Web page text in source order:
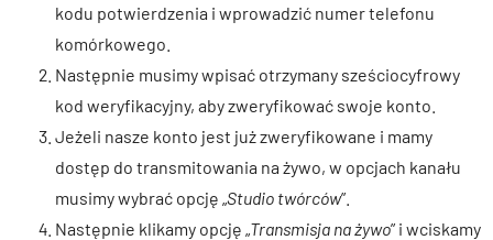
kodu potwierdzenia i wprowadzić numer telefonu
komórkowego.
Następnie musimy wpisać otrzymany sześciocyfrowy
kod weryfikacyjny, aby zweryfikować swoje konto.
Jeżeli nasze konto jest już zweryfikowane i mamy
dostęp do transmitowania na żywo, w opcjach kanału
musimy wybrać opcję „ Studio twórców”.
Następnie klikamy opcję „ Transmisja na żywo” i wciskamy